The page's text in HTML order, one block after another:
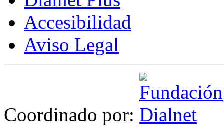
Accesibilidad
Aviso Legal
Coordinado por: